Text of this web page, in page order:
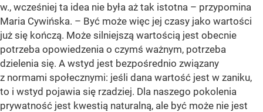
w., wcześniej ta idea nie była aż tak istotna – przypomina
Maria Cywińska. – Być może więc jej czasy jako wartości
już się kończą. Może silniejszą wartością jest obecnie
potrzeba opowiedzenia o czymś ważnym, potrzeba
dzielenia się. A wstyd jest bezpośrednio związany
z normami społecznymi: jeśli dana wartość jest w zaniku,
to i wstyd pojawia się rzadziej. Dla naszego pokolenia
prywatność jest kwestią naturalną, ale być może nie jest